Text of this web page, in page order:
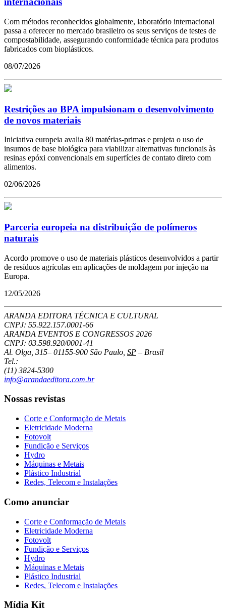
Com métodos reconhecidos globalmente, laboratório internacional
passa a oferecer no mercado brasileiro os seus serviços de testes de
compostabilidade, assegurando conformidade técnica para produtos
fabricados com bioplásticos.
08/07/2026
Restrições ao BPA impulsionam o desenvolvimento
de novos materiais
Iniciativa europeia avalia 80 matérias-primas e projeta o uso de
insumos de base biológica para viabilizar alternativas funcionais às
resinas epóxi convencionais em superfícies de contato direto com
alimentos.
02/06/2026
Parceria europeia na distribuição de polímeros
naturais
Acordo promove o uso de materiais plásticos desenvolvidos a partir
de resíduos agrícolas em aplicações de moldagem por injeção na
Europa.
12/05/2026
ARANDA EDITORA TÉCNICA E CULTURAL
CNPJ: 55.922.157.0001-66
ARANDA EVENTOS E CONGRESSOS 2026
CNPJ: 03.598.920/0001-41
Al. Olga, 315– 01155-900 São Paulo SP – Brasil
Tel.:
(11) 3824-5300
info@arandaeditora.com.br
Nossas revistas
Corte e Conformação de Metais
Eletricidade Moderna
Fotovolt
Fundição e Serviços
Hydro
Máquinas e Metais
Plástico Industrial
Redes, Telecom e Instalações
Como anunciar
Corte e Conformação de Metais
Eletricidade Moderna
Fotovolt
Fundição e Serviços
Hydro
Máquinas e Metais
Plástico Industrial
Redes, Telecom e Instalações
Mídia Kit